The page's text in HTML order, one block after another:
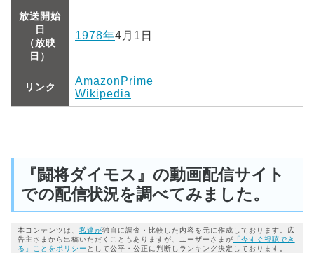
放送開始
日
（放映
日）
1978年4月1日
リンク
AmazonPrime
Wikipedia
『闘将ダイモス』の動画配信サイト
での配信状況を調べてみました。
本コンテンツは、 私達が独自に調査・比較した内容を元に作成しております。広
告主さまから出稿いただくこともありますが、ユーザーさまが 「今すぐ視聴でき
る」ことをポリシー として公平・公正に判断しランキング決定しております。